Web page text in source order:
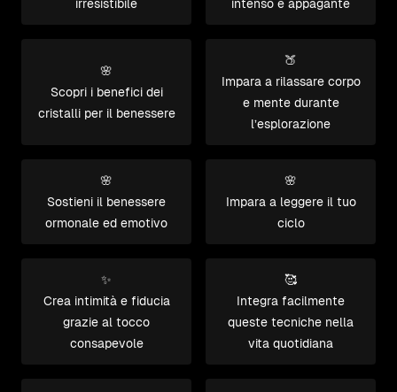
irresistibile
intenso e appagante
🌸
Scopri i benefici dei
cristalli per il benessere
🍑
Impara a rilassare corpo
e mente durante
l’esplorazione
🌸
Sostieni il benessere
ormonale ed emotivo
🌸
Impara a leggere il tuo
ciclo
✨
Crea intimità e fiducia
grazie al tocco
consapevole
🥰
Integra facilmente
queste tecniche nella
vita quotidiana